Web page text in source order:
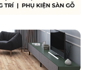
chịu va đập lớn.
các nhu cầu lắp
mặt thường thiết
chống trơn trượt